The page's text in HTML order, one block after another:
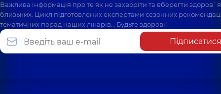
Важлива інформація про те як не захворіти та вберегти
близьких. Цикл підготовлених експертами сезонних
тематичних порад наших лікарів… Будьте здорові!
Підписатися